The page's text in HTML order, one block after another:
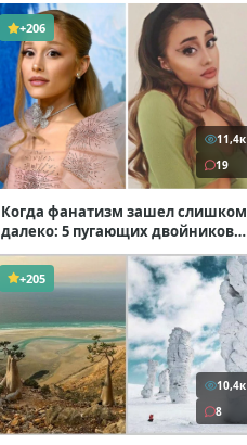
+206
11,4к
19
Когда фанатизм зашел слишком
далеко: 5 пугающих двойников
звезд( 10 фото )
+205
10,4к
8